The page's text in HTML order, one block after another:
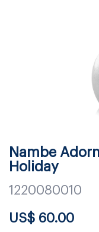
Nambe
Holiday
1220080010
US$ 60.00